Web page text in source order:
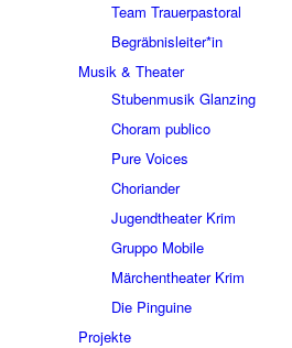
Team Trauerpastoral
Begräbnisleiter*in
Musik & Theater
Stubenmusik Glanzing
Choram publico
Pure Voices
Choriander
Jugendtheater Krim
Gruppo Mobile
Märchentheater Krim
Die Pinguine
Projekte